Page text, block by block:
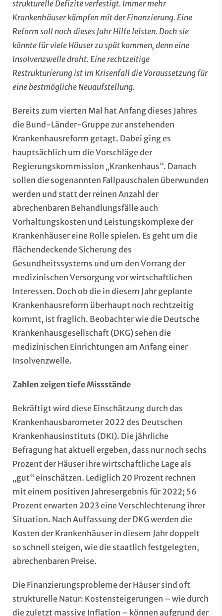
strukturelle Defizite verfestigt. Immer mehr
Krankenhäuser kämpfen mit der Finanzierung. Eine
Reform soll noch dieses Jahr Hilfe leisten. Doch sie
könnte für viele Häuser zu spät kommen, denn eine
Insolvenzwelle droht. Eine rechtzeitige
Restrukturierung ist im Krisenfall die Voraussetzung für
eine bestmögliche Neuaufstellung.
Bereits zum vierten Mal hat Anfang dieses Jahres
die Bund-Länder-Gruppe zur anstehenden
Krankenhausreform getagt. Dabei ging es
hauptsächlich um die Vorschläge der
Regierungskommission „Krankenhaus“. Danach
sollen die sogenannten Fallpauschalen überwunden
werden und statt der reinen Anzahl der
abrechenbaren Behandlungsfälle auch
Vorhaltungskosten und Leistungskomplexe der
Krankenhäuser eine Rolle spielen. Es geht um die
flächendeckende Sicherung des
Gesundheitssystems und um den Vorrang der
medizinischen Versorgung vor wirtschaftlichen
Interessen. Doch ob die in diesem Jahr geplante
Krankenhausreform überhaupt noch rechtzeitig
kommt, ist fraglich. Beobachter wie die Deutsche
Krankenhausgesellschaft (DKG) sehen die
medizinischen Einrichtungen am Anfang einer
Insolvenzwelle.
Zahlen zeigen tiefe Missstände
Bekräftigt wird diese Einschätzung durch das
Krankenhausbarometer 2022 des Deutschen
Krankenhausinstituts (DKI). Die jährliche
Befragung hat aktuell ergeben, dass nur noch sechs
Prozent der Häuser ihre wirtschaftliche Lage als
„gut“ einschätzen. Lediglich 20 Prozent rechnen
mit einem positiven Jahresergebnis für 2022; 56
Prozent erwarten 2023 eine Verschlechterung ihrer
Situation. Nach Auffassung der DKG werden die
Kosten der Krankenhäuser in diesem Jahr doppelt
so schnell steigen, wie die staatlich festgelegten,
abrechenbaren Preise.
Die Finanzierungsprobleme der Häuser sind oft
strukturelle Natur: Kostensteigerungen – wie durch
die zuletzt massive Inflation – können aufgrund der